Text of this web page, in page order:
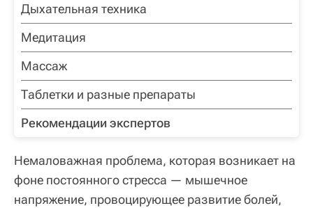
Дыхательная техника
Медитация
Массаж
Таблетки и разные препараты
Рекомендации экспертов
Немаловажная проблема, которая возникает на
фоне постоянного стресса — мышечное
напряжение, провоцирующее развитие болей,